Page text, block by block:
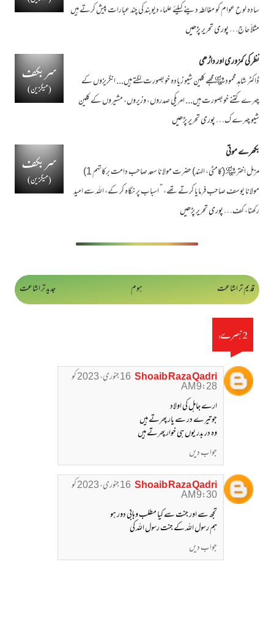
سادہ لوح عوام کو مغالطہ دینے کیلئے علماء دیوبند کی چند عبارات پیش کرتے ہیں
مثلاً حاج…پوری تحریر پڑھیں
نظر کی کمزوری اور داڑھی
ڈاکٹر شاہد محمود ﷾ مجھے کلین شیو زیادہ خوبصورت لگتے ہیں... انگریزوں کے
چہرے کتنے خوبصورت ہیں... امریکی صدروں، وزیروں، مشیروں کے کلین
شیو چہرے ک…پوری تحریر پڑھیں
بکھرے موتی
مزمل اختر ﷾ (کامٹی، الہند) حضرت مولانا سعد صاحب دامت برکاتہم 1)
مولانا یوسف صاحب فرمایا کرتے تھے، ” اسباب پر نگاہ کر کے، اللہ سے امید
رکھنا، کف…پوری تحریر پڑھیں
جدید تر اشاعت قدیم تر اشاعت ہوم
2 تبصرے:
Shoaib Raza Qadri 16 جنوری، 2023 کو
9:28 AM
ارے جاہل کی اولاد
جو تیرے در سے یار پھرتے ہیں
وہ در بدر یوں ہی خوار پھرتے ہیں
جواب دیں
Shoaib Raza Qadri
16 جنوری، 2023 کو
9:30 AM
تجھ سے اور جنت سے کیا مطلب وہابی دور ہو
ہم رسول اللہ کے جنت رسول اللہ کی
جواب دیں